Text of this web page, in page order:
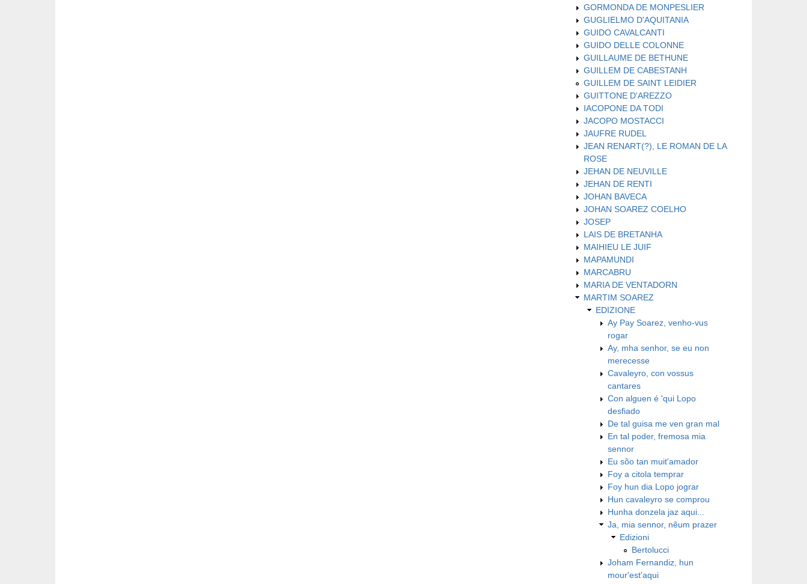
GORMONDA DE MONPESLIER
GUGLIELMO D'AQUITANIA
GUIDO CAVALCANTI
GUIDO DELLE COLONNE
GUILLAUME DE BETHUNE
GUILLEM DE CABESTANH
GUILLEM DE SAINT LEIDIER
GUITTONE D'AREZZO
IACOPONE DA TODI
JACOPO MOSTACCI
JAUFRE RUDEL
JEAN RENART(?), LE ROMAN DE LA
ROSE
JEHAN DE NEUVILLE
JEHAN DE RENTI
JOHAN BAVECA
JOHAN SOAREZ COELHO
JOSEP
LAIS DE BRETANHA
MAIHIEU LE JUIF
MAPAMUNDI
MARCABRU
MARIA DE VENTADORN
MARTIM SOAREZ
EDIZIONE
Ay Pay Soarez, venho-vus
rogar
Ay, mha senhor, se eu non
merecesse
Cavaleyro, con vossus
cantares
Con alguen é 'qui Lopo
desfiado
De tal guisa me ven gran mal
En tal poder, fremosa mia
sennor
Eu sõo tan muit'amador
Foy a citola temprar
Foy hun dia Lopo jograr
Hun cavaleyro se comprou
Hunha donzela jaz aqui...
Ja, mia sennor, nẽum prazer
Edizioni
Bertolucci
Joham Fernandiz, hun
mour'est'aqui